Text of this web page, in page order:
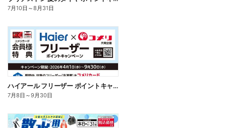
7月10日 ～8月31日
ハイアール フリーザー ポイントキャンペーン
7月8日 ～9月30日